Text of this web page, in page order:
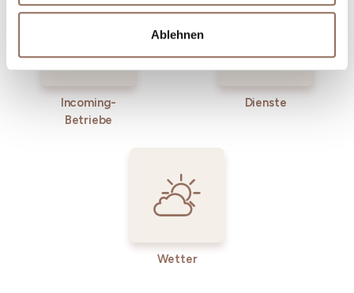
Ablehnen
Incoming-
Betriebe
Dienste
Wetter